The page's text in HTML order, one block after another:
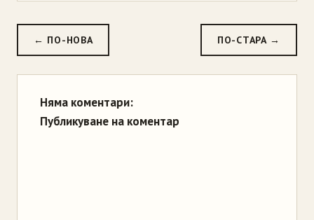
← ПО-НОВА ПО-СТАРА →
Няма коментари:
Публикуване на коментар